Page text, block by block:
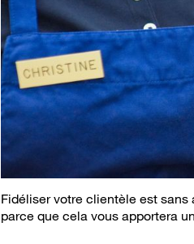
Fidéliser votre clientèle est
parce que cela vous apportera